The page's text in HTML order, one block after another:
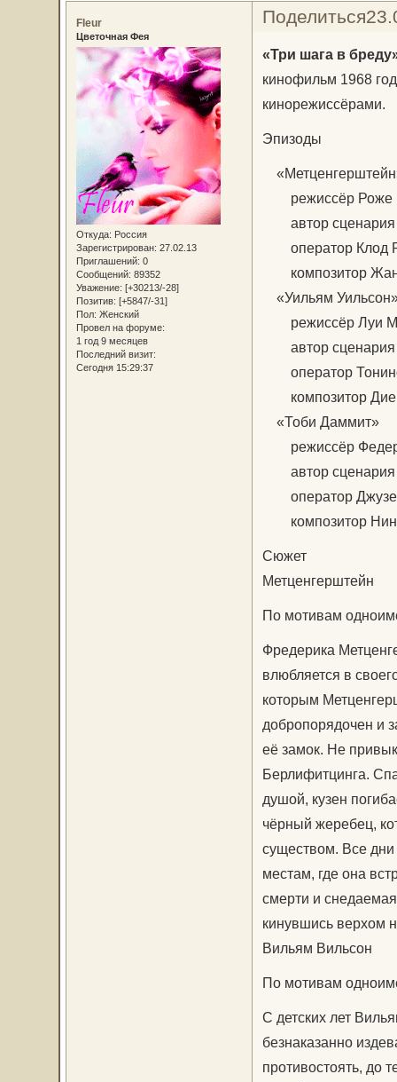
Поделиться
Fleur
Цветочная Фея
Откуда: Россия
Зарегистрирован: 27.02.13
Приглашений: 0
Сообщений: 89352
Уважение: [+30213/-28]
Позитив: [+5847/-31]
Пол: Женский
Провел на форуме:
1 год 9 месяцев
Последний визит:
Сегодня 15:29:37
«Три шага в
кинофильм 1968
кинорежиссёрами.
Эпизоды
режиссёр Роже
автор сценария
оператор Клод
композитор Жан
«Уильям
режиссёр Луи
автор сценария
оператор
композитор
«Тоби Даммит»
режиссёр
автор сценария
оператор
композитор
Сюжет
Метценгерштейн
По мотивам
Фредерика
влюбляется в
которым
добропорядочен и
её замок. Не
Берлифитцинга.
душой, кузен
чёрный жеребец,
существом. Все дни
местам, где она
смерти и
кинувшись верхом
Вильям Вильсон
По мотивам
С детских лет
безнаказанно
противостоять, до